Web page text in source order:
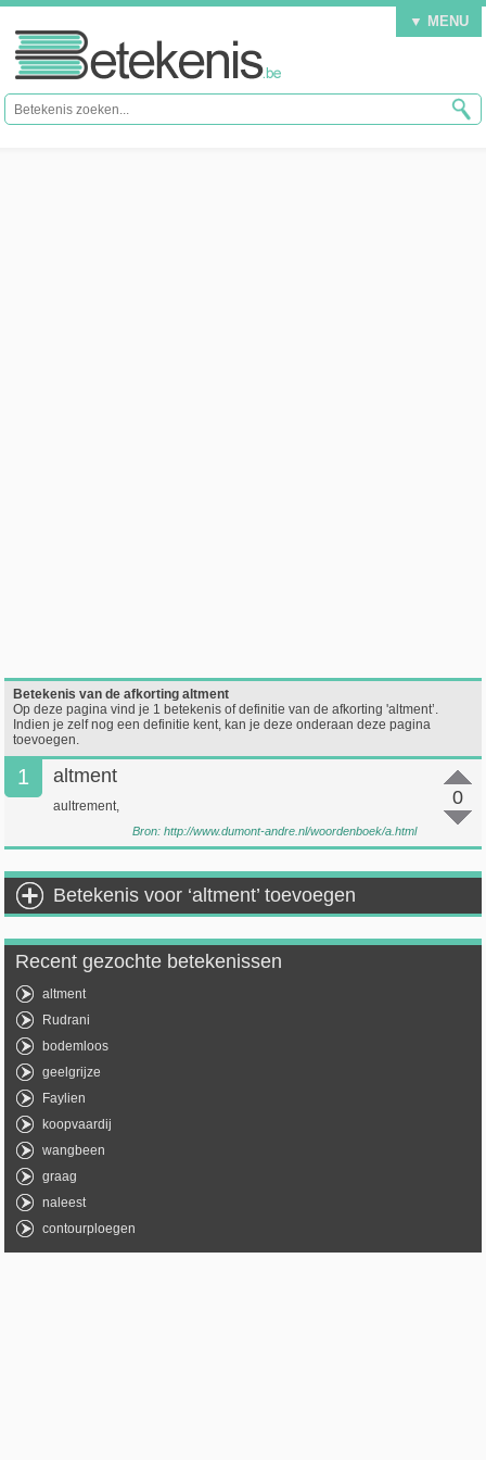
▼ MENU
Betekenis van de afkorting altment
Op deze pagina vind je 1 betekenis of definitie van de afkorting 'altment’.
Indien je zelf nog een definitie kent, kan je deze onderaan deze pagina
toevoegen.
1
0
altment
aultrement,
Bron: http://www.dumont-andre.nl/woordenboek/a.html
Betekenis voor ‘altment’ toevoegen
Recent gezochte betekenissen
altment
Rudrani
bodemloos
geelgrijze
Faylien
koopvaardij
wangbeen
graag
naleest
contourploegen